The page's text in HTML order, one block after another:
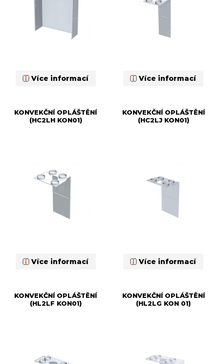
Více informací Více informací
KONVEKČNÍ OPLÁŠTĚNÍ
(HC2LH KON01)
Více informací
KONVEKČNÍ OPLÁŠTĚNÍ
(HC2LJ KON01)
Více informací
KONVEKČNÍ OPLÁŠTĚNÍ
(HL2LF KON01)
KONVEKČNÍ OPLÁŠTĚNÍ
(HL2LG KON 01)